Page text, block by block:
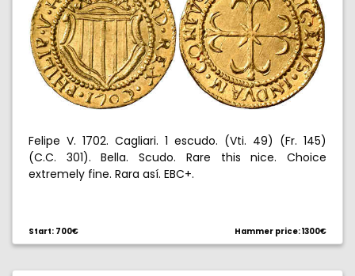
Felipe V. 1702. Cagliari. 1 escudo. (Vti. 49) (Fr. 145)
(C.C. 301). Bella. Scudo. Rare this nice. Choice
extremely fine. Rara así. EBC+.
Start: 700€ Hammer price: 1300€